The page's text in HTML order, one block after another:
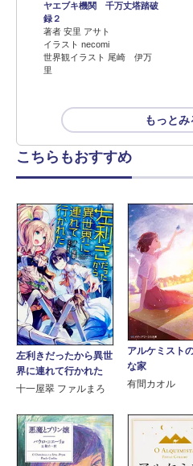
ヤエブキ機関 千万丈塔踏破
録２
著者 安里 アサト
イラスト necomi
世界観イラスト 尾崎 伊万
里
もっとみ
こちらもおすすめ
左利きだったから異世
界に連れて行かれた
十一屋翠 ファルまろ
アルケミスト
な家
有間カオル